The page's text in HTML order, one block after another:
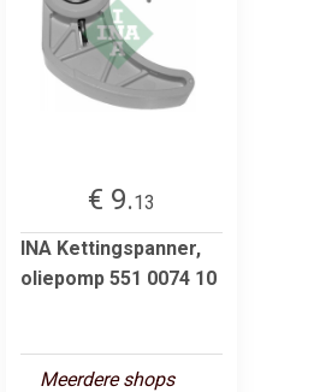
€ 9.13
INA Kettingspanner,
oliepomp 551 0074 10
Meerdere shops